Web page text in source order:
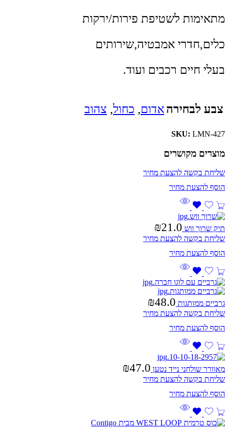
מתאימות לשטיפת פירות/ירקות
כלים,חדרי אמבטיה,שירותים
בעלי חיים רכבים ועוד.
צבע לבחירהאדום, כחול, צהוב
SKU: LMN-427
מוצרים מקושרים
שליחת בקשה להצעת מחיר
תיק שרוך ווש ₪21.0
שליחת בקשה להצעת מחיר
גרביים ממותגות ₪48.0
שליחת בקשה להצעת מחיר
מאוורר שולחני נייד נטען ₪47.0
שליחת בקשה להצעת מחיר